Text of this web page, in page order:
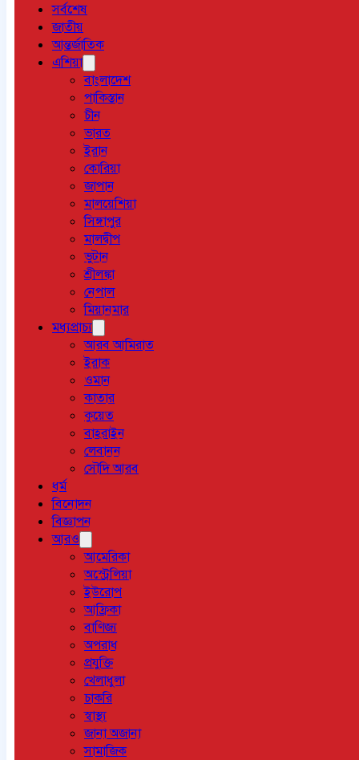
সর্বশেষ
জাতীয়
আন্তর্জাতিক
এশিয়া
বাংলাদেশ
পাকিস্তান
চীন
ভারত
ইরান
কোরিয়া
জাপান
মালয়েশিয়া
সিঙ্গাপুর
মালদ্বীপ
ভুটান
শ্রীলঙ্কা
নেপাল
মিয়ানমার
মধ্যপ্রাচ্য
আরব আমিরাত
ইরাক
ওমান
কাতার
কুয়েত
বাহরাইন
লেবানন
সৌদি আরব
ধর্ম
বিনোদন
বিজ্ঞাপন
আরও
আমেরিকা
অস্ট্রেলিয়া
ইউরোপ
আফ্রিকা
বাণিজ্য
অপরাধ
প্রযুক্তি
খেলাধুলা
চাকরি
স্বাস্থ্য
জানা অজানা
সামাজিক